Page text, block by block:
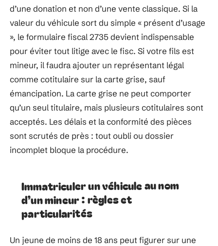
d’une donation et non d’une vente classique. Si la
valeur du véhicule sort du simple « présent d’usage
», le formulaire fiscal 2735 devient indispensable
pour éviter tout litige avec le fisc. Si votre fils est
mineur, il faudra ajouter un représentant légal
comme cotitulaire sur la carte grise, sauf
émancipation. La carte grise ne peut comporter
qu’un seul titulaire, mais plusieurs cotitulaires sont
acceptés. Les délais et la conformité des pièces
sont scrutés de près : tout oubli ou dossier
incomplet bloque la procédure.
Immatriculer un véhicule au nom
d’un mineur : règles et
particularités
Un jeune de moins de 18 ans peut figurer sur une